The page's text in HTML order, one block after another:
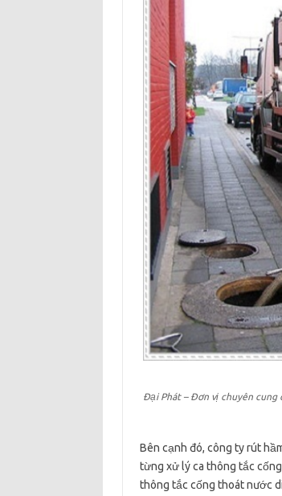
Đại Phát – Đơn vị chuyên cung
Bên cạnh đó, công ty rút
từng xử lý ca thông tắc
thông tắc cống thoát nước